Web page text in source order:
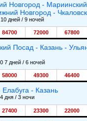
Новгород -
Новгород -
дней / 9 ночей
84700 72000 67800
Посад - Казань -
7 дней / 6 ночей
58000 49300 46400
- Казань
дня / 3 ночи
27400 23300 22000